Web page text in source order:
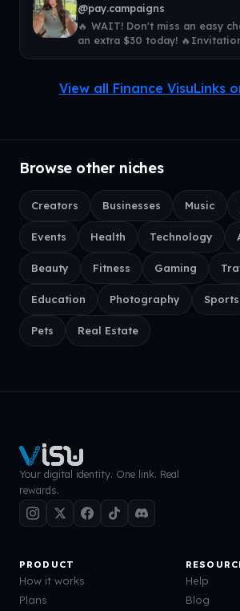
@pay.campaigns
🔥 WAIT! Don't miss an easy
an extra $30 today!
View all Finance VisuLinks
Browse other niches
Creators Businesses Music
Events Health Technology
Beauty Fitness Gaming
Education Photography Sports
Pets Real Estate
Your digital identity. One link. Real
rewards.
PRODUCT
How it works
Plans
Help
Blog